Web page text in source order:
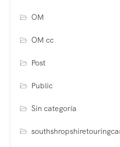
OM
OM cc
Post
Public
Sin categoría